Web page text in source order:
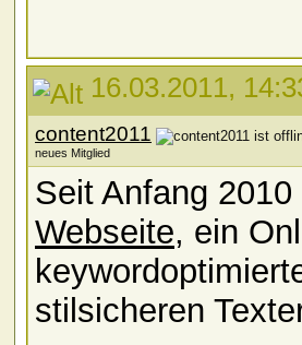
16.03.2011,
content2011
neues Mitglied
Seit Anfang
Webseite, ein
stilsicheren